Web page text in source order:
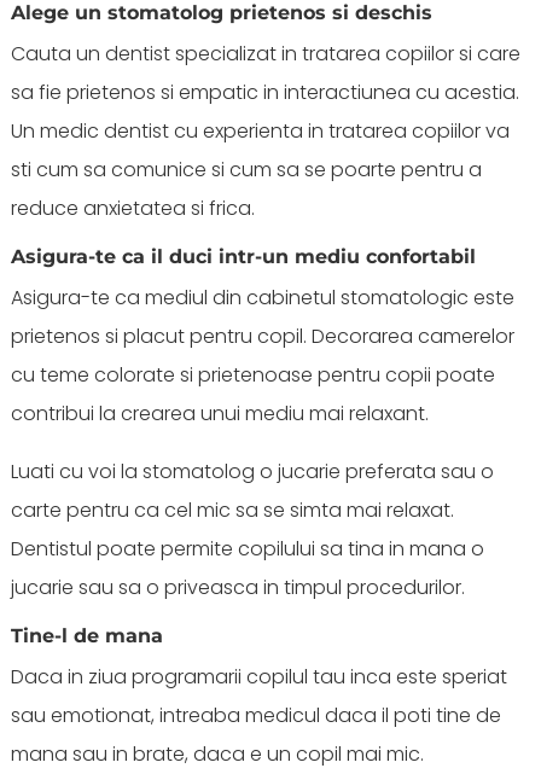
Alege un stomatolog prietenos si deschis
Cauta un dentist specializat in tratarea copiilor si care
sa fie prietenos si empatic in interactiunea cu acestia.
Un medic dentist cu experienta in tratarea copiilor va
sti cum sa comunice si cum sa se poarte pentru a
reduce anxietatea si frica.
Asigura-te ca il duci intr-un mediu confortabil
Asigura-te ca mediul din cabinetul stomatologic este
prietenos si placut pentru copil. Decorarea camerelor
cu teme colorate si prietenoase pentru copii poate
contribui la crearea unui mediu mai relaxant.
Luati cu voi la stomatolog o jucarie preferata sau o
carte pentru ca cel mic sa se simta mai relaxat.
Dentistul poate permite copilului sa tina in mana o
jucarie sau sa o priveasca in timpul procedurilor.
Tine-l de mana
Daca in ziua programarii copilul tau inca este speriat
sau emotionat, intreaba medicul daca il poti tine de
mana sau in brate, daca e un copil mai mic.